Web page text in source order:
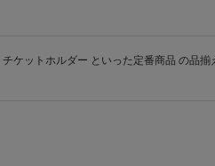
チケットホルダー といった定番商品 の品